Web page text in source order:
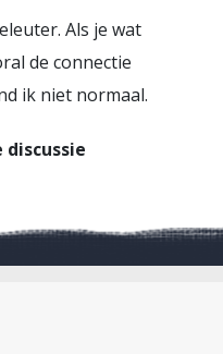
Als je wat
de connectie
ik niet normaal.
discussie